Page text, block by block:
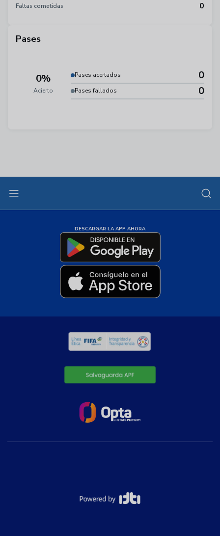
Faltas cometidas 0
Pases
0%
Acierto
Pases acertados 0
Pases fallados 0
DESCARGAR LA APP AHORA